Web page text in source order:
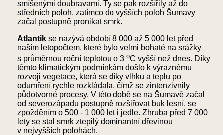
smíšenými doubravami. Ty se pak rozšířily až do
středních poloh, zatímco do vyšších poloh Šumavy
začal postupně pronikat smrk.
Atlantik se nazývá období 8 000 až 5 000 let před
naším letopočtem, které bylo velmi bohaté na srážky
s průměrnou roční teplotou o 3 oC vyšší než dnes. Díky
těmto klimatickým podmínkám došlo k výraznému
rozvoji vegetace, která se díky vlhku a teplu po
odumření rychle rozkládala, čímž se zintenzivnily
půdotvorné procesy. V této době se na Šumavě začal
od severozápadu postupně rozšiřovat buk lesní, se
zpožděním o 500 - 1 000 let i jedle. Zhruba před 7 000
lety se stal smrk ztepilý dominantní dřevinou
v nejvyšších polohách.